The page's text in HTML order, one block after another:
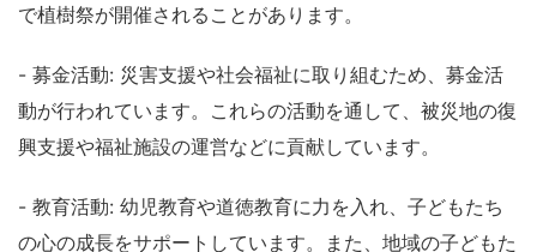
で植樹祭が開催されることがあります。
- 募金活動: 災害支援や社会福祉に取り組むため、募金活
動が行われています。これらの活動を通して、被災地の復
興支援や福祉施設の運営などに貢献しています。
- 教育活動: 幼児教育や道徳教育に力を入れ、子どもたち
の心の成長をサポートしています。また、地域の子どもた